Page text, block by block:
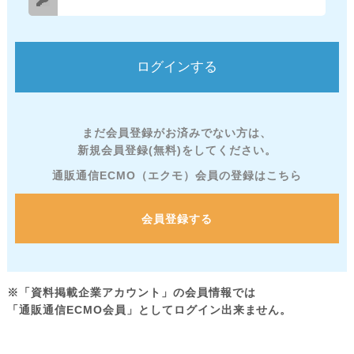
まだ会員登録がお済みでない方は、
新規会員登録(無料)をしてください。
通販通信ECMO（エクモ）会員の登録はこちら
会員登録する
※「資料掲載企業アカウント」の会員情報では
「通販通信ECMO会員」としてログイン出来ません。